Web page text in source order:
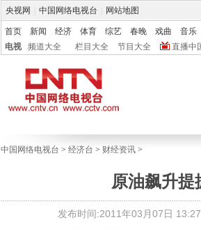
央视网 中国网络电视台 网站地图
首页 新闻 经济 体育 综艺 春晚 戏曲 音乐
电视
频道大全 栏目大全 节目大全 直播中
中国网络电视台 > 经济台 > 财经资讯 >
原油飙升提
发布时间:2011年03月07日